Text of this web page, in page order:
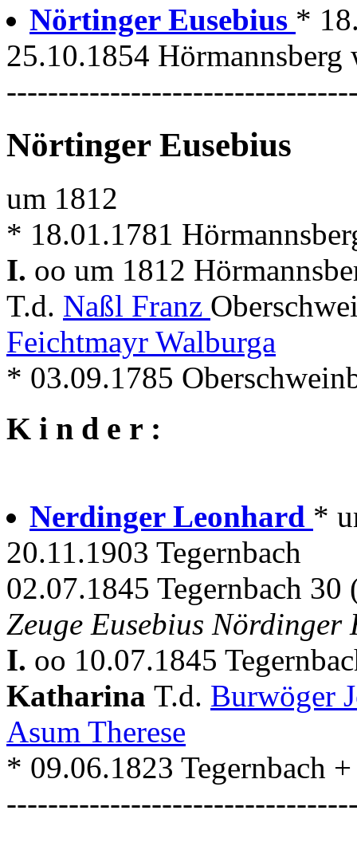
Nörtinger Eusebius *
25.10.1854
Nörtinger Eusebius
um 1812
* 18.01.1781
I. oo um 1812
T.d. Naßl Franz
Feichtmayr Walburga
* 03.09.1785
K i n d e r :
Nerdinger Leonhard *
20.11.1903 Tegernbach
02.07.1845 Tegernbach 30
Zeuge Eusebius Nördinger
I. oo 10.07.1845
Katharina T.d. Burwöger
Asum Therese
* 09.06.1823 Tegernbach